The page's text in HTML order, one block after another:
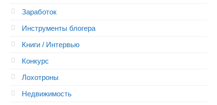
Заработок
Инструменты блогера
Книги / Интервью
Конкурс
Лохотроны
Недвижимость